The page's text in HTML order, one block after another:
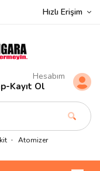
Hızlı Erişim
Atomizer
Hesabım
-Kayıt Ol